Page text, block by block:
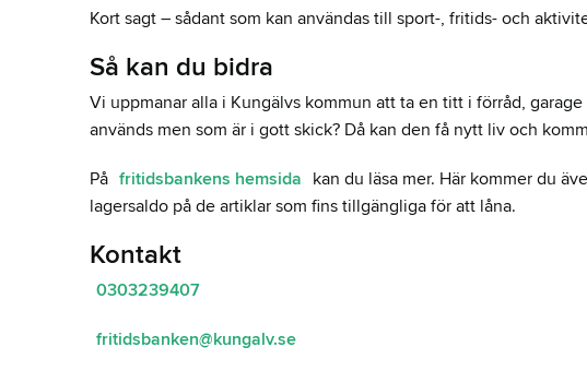
Kort sagt – sådant som kan användas till sport-, fritids- och
Så kan du bidra
Vi uppmanar alla i Kungälvs kommun att ta en titt i förråd,
används men som är i gott skick? Då kan den få nytt liv och
På fritidsbankens hemsida kan du läsa mer. Här kommer du
lagersaldo på de artiklar som fins tillgängliga för att låna.
Kontakt
0303239407
fritidsbanken@kungalv.se